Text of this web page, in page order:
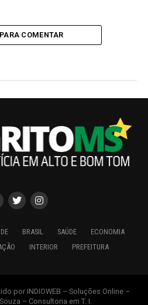
COMENTAR
BRASIL SAÚDE
ECONOMIA
INTERIOR PREFEITURA
por INDIOWEB – Soluções Online –
– Consultoria em T. I.